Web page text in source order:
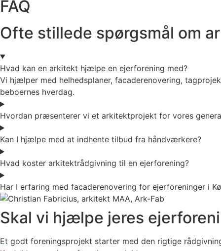
FAQ
Ofte stillede spørgsmål om
Hvad kan en arkitekt hjælpe en ejerforening med?
Vi hjælper med helhedsplaner, facaderenovering,
beboernes hverdag.
Hvordan præsenterer vi et arkitektprojekt for vores
Kan I hjælpe med at indhente tilbud fra håndværkere?
Hvad koster arkitektrådgivning til en ejerforening?
Har I erfaring med facaderenovering for ejerforeninger i
Skal vi hjælpe jeres
Et godt foreningsprojekt starter med den rigtige